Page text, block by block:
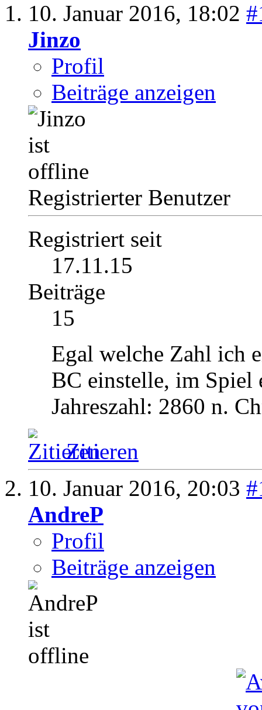
10. Januar 2016, 18:02
Jinzo
Profil
Beiträge anzeigen
Registrierter Benutzer
Registriert seit
17.11.15
Beiträge
15
Egal welche Zahl ich
BC einstelle, im Spiel
Jahreszahl: 2860 n.
Zitieren
10. Januar 2016, 20:03
AndreP
Profil
Beiträge anzeigen